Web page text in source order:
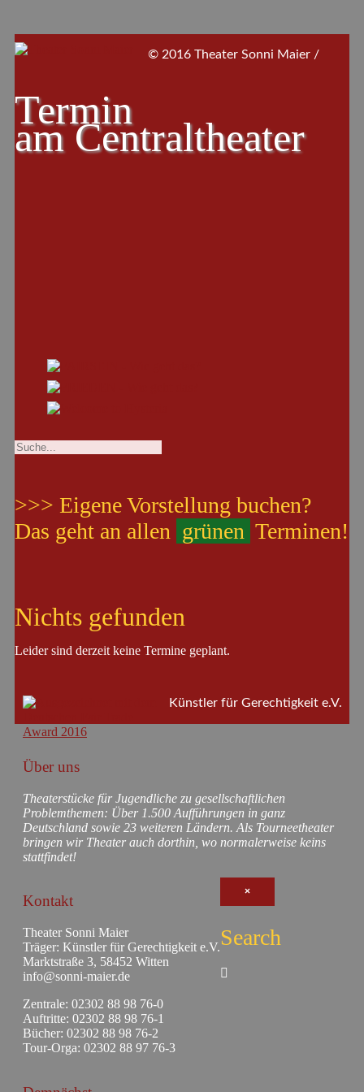
Termin
amCentraltheater
>>> Eigene Vorstellung buchen?
Das geht an allen grünen Terminen!
Nichts gefunden
Leider sind derzeit keine Termine geplant.
Über uns
Theaterstücke für Jugendliche zu gesellschaftlichen
Problemthemen: Über 1.500 Aufführungen in ganz
Deutschland sowie 23 weiteren Ländern. Als Tourneetheater
bringen wir Theater auch dorthin, wo normalerweise keins
stattfindet!
Kontakt
Theater Sonni Maier
Träger: Künstler für Gerechtigkeit e.V.
Marktstraße 3, 58452 Witten
info@sonni-maier.de
Zentrale: 02302 88 98 76-0
Auftritte: 02302 88 98 76-1
Bücher: 02302 88 98 76-2
Tour-Orga: 02302 88 97 76-3
© 2016 Theater Sonni Maier /
Künstler für Gerechtigkeit e.V.
×
Search